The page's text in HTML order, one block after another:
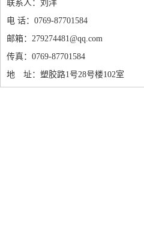
联系人：刘洋
电 话：0769-87701584
邮箱：279274481@qq.com
传真：0769-87701584
地 址：塑胶路1号28号楼102室